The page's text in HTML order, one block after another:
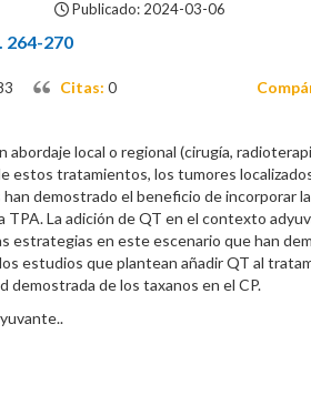
Publicado: 2024-03-06
264-270
Citas: 0
local o regional (cirugía,
tratamientos, los tumores
demostrado el beneficio de incorporar
La adición de QT en el contexto
en este escenario que han
estudios que plantean añadir QT al
demostrada de los taxanos en el CP.